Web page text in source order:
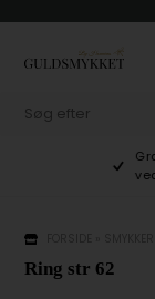
Gratis
ved køb over
Ring str 62